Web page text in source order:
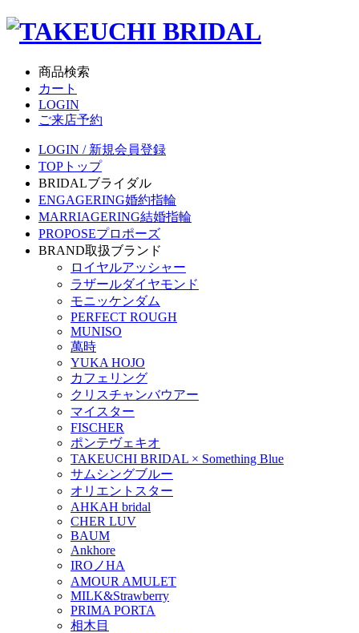
商品検索
カート
LOGIN
ご来店予約
LOGIN / 新規会員登録
TOP トップ
BRIDALブライダル
ENGAGERING婚約指輪
MARRIAGERING結婚指輪
PROPOSEプロポーズ
BRAND取扱ブランド
ロイヤルアッシャー
ラザールダイヤモンド
モニッケンダム
PERFECT ROUGH
MUNISO
萬時
YUKA HOJO
カフェリング
クリスチャンバウアー
マイスター
FISCHER
ポンテヴェキオ
TAKEUCHI BRIDAL × Something Blue
サムシングブルー
オリエントスター
AHKAH bridal
CHER LUV
BAUM
Ankhore
IROノHA
AMOUR AMULET
MILK&Strawberry
PRIMA PORTA
相木目